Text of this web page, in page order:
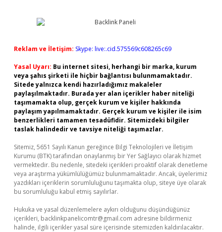
Reklam ve İletişim: Skype: live:.cid.575569c608265c69
Yasal Uyarı: Bu internet sitesi, herhangi bir marka, kurum
veya şahıs şirketi ile hiçbir bağlantısı bulunmamaktadır.
Sitede yalnızca kendi hazırladığımız makaleler
paylaşılmaktadır. Burada yer alan içerikler haber niteliği
taşımamakta olup, gerçek kurum ve kişiler hakkında
paylaşım yapılmamaktadır. Gerçek kurum ve kişiler ile isim
benzerlikleri tamamen tesadüfidir. Sitemizdeki bilgiler
taslak halindedir ve tavsiye niteliği taşımazlar.
Sitemiz, 5651 Sayılı Kanun gereğince Bilgi Teknolojileri ve İletişim
Kurumu (BTK) tarafından onaylanmış bir Yer Sağlayıcı olarak hizmet
vermektedir. Bu nedenle, sitedeki içerikleri proaktif olarak denetleme
veya araştırma yükümlülüğümüz bulunmamaktadır. Ancak, üyelerimiz
yazdıkları içeriklerin sorumluluğunu taşımakta olup, siteye üye olarak
bu sorumluluğu kabul etmiş sayılırlar.
Hukuka ve yasal düzenlemelere aykırı olduğunu düşündüğünüz
içerikleri, backlinkpanelicomtr@gmail.com adresine bildirmeniz
halinde, ilgili içerikler yasal süre içerisinde sitemizden kaldırılacaktır.